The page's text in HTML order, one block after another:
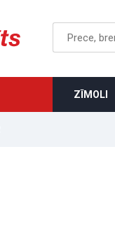
ZĪMOLI